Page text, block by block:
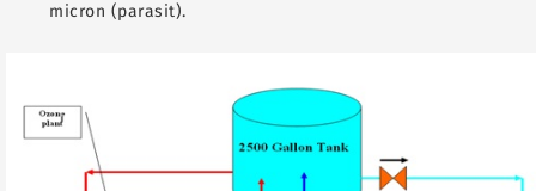
micron (parasit).